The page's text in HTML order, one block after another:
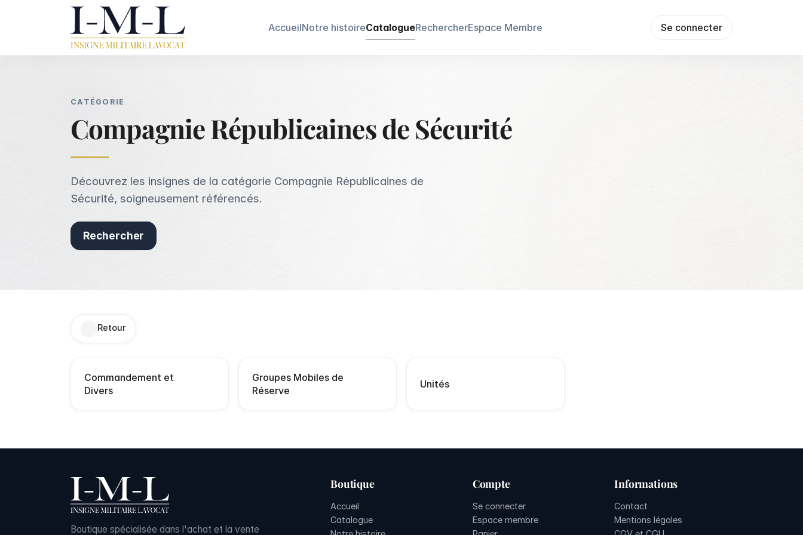
AccueilNotre histoireCatalogueRechercherEspace Membre Se connecter
CATÉGORIE
Compagnie Républicaines de Sécurité
Découvrez les insignes de la catégorie Compagnie Républicaines de
Sécurité, soigneusement référencés.
Rechercher
Retour
Commandement et
Divers
Groupes Mobiles de
Réserve
Unités
Boutique spécialisée dans l'achat et la vente
Boutique
Accueil
Catalogue
Compte
Se connecter
Espace membre
Informations
Contact
Mentions légales